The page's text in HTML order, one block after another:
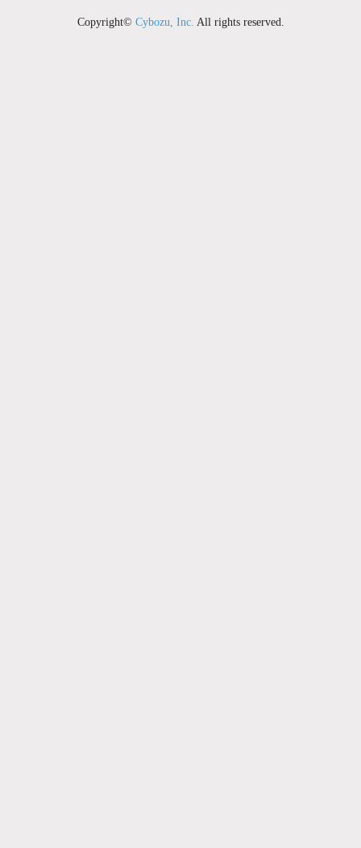
Copyright© Cybozu, Inc. All rights reserved.